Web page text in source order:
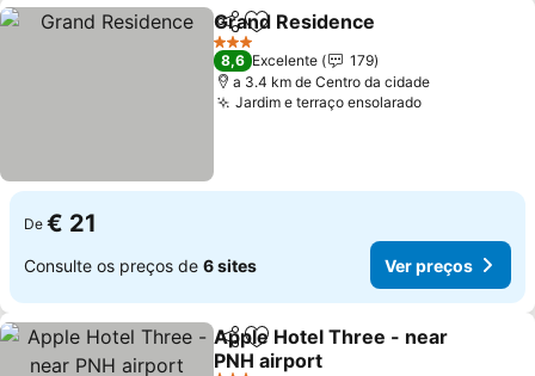
PartilharAdicionar aos favoritos
Grand Residence
3 Estrelas
8,6 Excelente
179
a 3.4 km de Centro da cidade
Jardim e terraço ensolarado
De € 21
Consulte os preços de 6 sites Ver preços
PartilharAdicionar aos favoritos
Apple Hotel Three - near
PNH airport